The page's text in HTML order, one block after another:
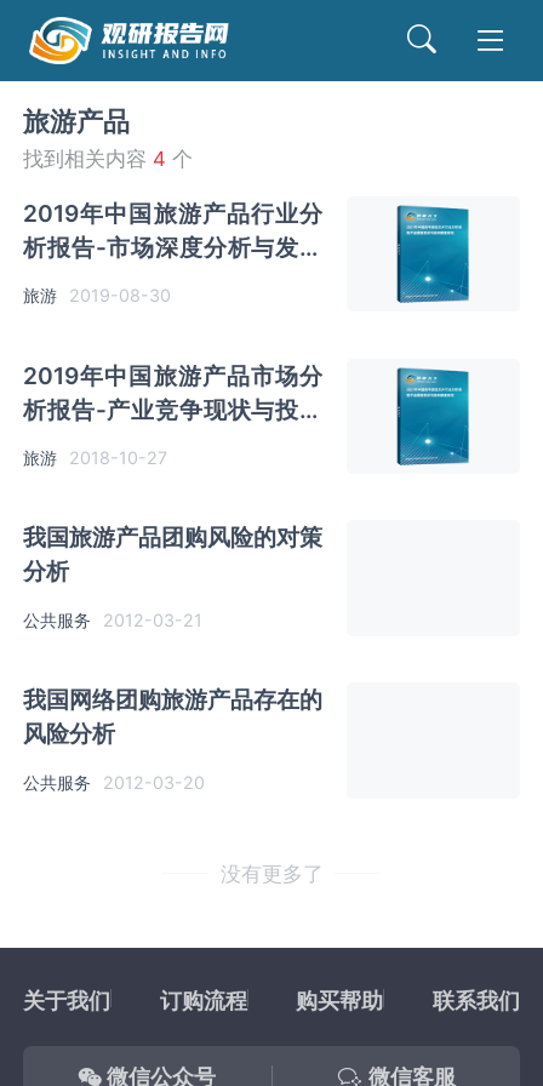
旅游产品
找到相关内容 4 个
2019年中国旅游产品行业分
析报告-市场深度分析与发展
前景评估
旅游 2019-08-30
2019年中国旅游产品市场分
析报告-产业竞争现状与投资
前景研究
旅游 2018-10-27
我国旅游产品团购风险的对策
分析
公共服务 2012-03-21
我国网络团购旅游产品存在的
风险分析
公共服务 2012-03-20
没有更多了
关于我们 订购流程 购买帮助 联系我们
微信公众号 微信客服